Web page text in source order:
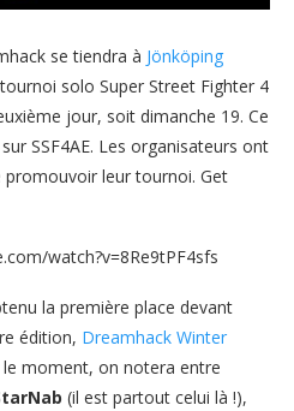
se tiendra à Jönköping
solo Super Street Fighter 4
jour, soit dimanche 19. Ce
SSF4AE. Les organisateurs ont
leur tournoi. Get
watch?v=8Re9tPF4sfs
la première place devant
édition, Dreamhack Winter
moment, on notera entre
(il est partout celui là !),